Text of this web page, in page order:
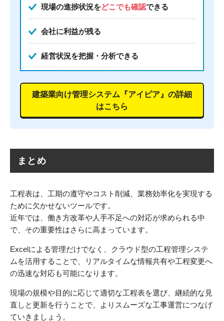
現場の進捗状況をどこでも確認できる
会社に利益が残る
経営状況を把握・分析できる
建築業向け管理システム『アイピア』の詳細
はこちら
まとめ
工程表は、工期の遵守やコスト削減、業務効率化を実現する
ために欠かせないツールです。
近年では、働き方改革や人手不足への対応が求められる中
で、その重要性はさらに高まっています。
Excelによる管理だけでなく、クラウド型の工程管理システ
ムを活用することで、リアルタイムな情報共有や工程変更へ
の迅速な対応も可能になります。
現場の規模や目的に応じて適切な工程表を選び、継続的な見
直しと更新を行うことで、よりスムーズな工事運営につなげ
ていきましょう。